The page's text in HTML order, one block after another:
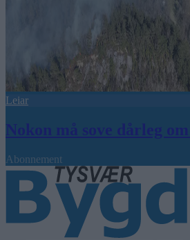
Leiar
Nokon må sove dårleg
Abonnement